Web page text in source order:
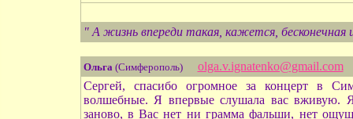
" А жизнь впереди такая, кажется,
Ольга(Симферополь)
olga.v.ignatenko@gmail.com
Сергей, спасибо огромное за концерт в
волшебные. Я впервые слушала вас вживую.
заново, в Вас нет ни грамма фальши, нет